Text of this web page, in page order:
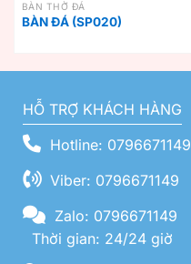
BÀN THỜ ĐÁ
BÀN ĐÁ (SP020)
HỖ TRỢ KHÁCH HÀNG
Hotline: 0796671149
Viber: 0796671149
Zalo: 0796671149
Thời gian: 24/24 giờ